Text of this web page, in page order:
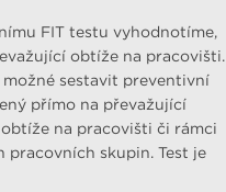
FIT testu vyhodnotíme,
obtíže na pracovišti.
možné sestavit preventivní
přímo na převažující
na pracovišti či rámci
pracovních skupin. Test je